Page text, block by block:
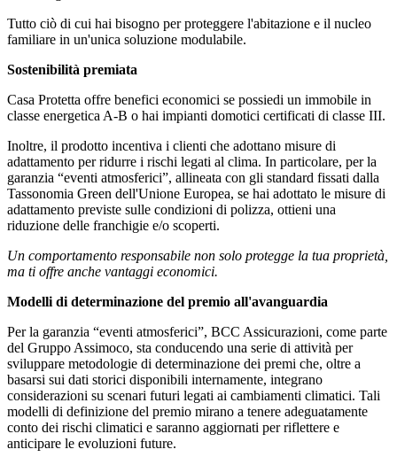
Tutto ciò di cui hai bisogno per proteggere l'abitazione e il nucleo
familiare in un'unica soluzione modulabile.
Sostenibilità premiata
Casa Protetta offre benefici economici se possiedi un immobile in
classe energetica A-B o hai impianti domotici certificati di classe III.
Inoltre, il prodotto incentiva i clienti che adottano misure di
adattamento per ridurre i rischi legati al clima. In particolare, per la
garanzia “eventi atmosferici”, allineata con gli standard fissati dalla
Tassonomia Green dell'Unione Europea, se hai adottato le misure di
adattamento previste sulle condizioni di polizza, ottieni una
riduzione delle franchigie e/o scoperti.
Un comportamento responsabile non solo protegge la tua proprietà,
ma ti offre anche vantaggi economici.
Modelli di determinazione del premio all'avanguardia
Per la garanzia “eventi atmosferici”, BCC Assicurazioni, come parte
del Gruppo Assimoco, sta conducendo una serie di attività per
sviluppare metodologie di determinazione dei premi che, oltre a
basarsi sui dati storici disponibili internamente, integrano
considerazioni su scenari futuri legati ai cambiamenti climatici. Tali
modelli di definizione del premio mirano a tenere adeguatamente
conto dei rischi climatici e saranno aggiornati per riflettere e
anticipare le evoluzioni future.